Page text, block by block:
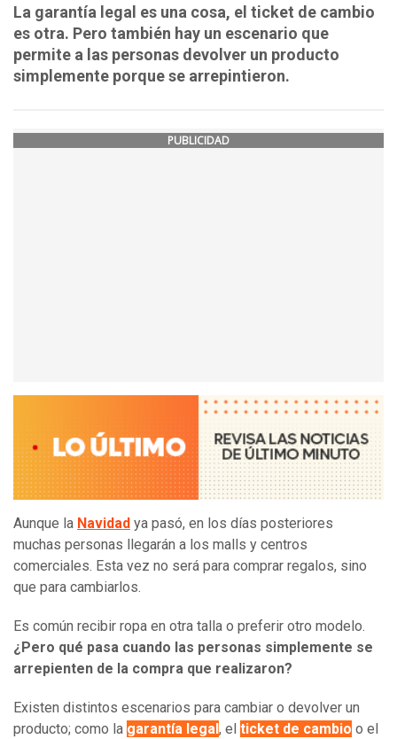
La garantía legal es una cosa, el ticket de cambio
es otra. Pero también hay un escenario que
permite a las personas devolver un producto
simplemente porque se arrepintieron.
PUBLICIDAD
Aunque la Navidad ya pasó, en los días posteriores
muchas personas llegarán a los malls y centros
comerciales. Esta vez no será para comprar regalos, sino
que para cambiarlos.
Es común recibir ropa en otra talla o preferir otro modelo.
¿Pero qué pasa cuando las personas simplemente se
arrepienten de la compra que realizaron?
Existen distintos escenarios para cambiar o devolver un
producto; como la garantía legal , el ticket de cambio o el